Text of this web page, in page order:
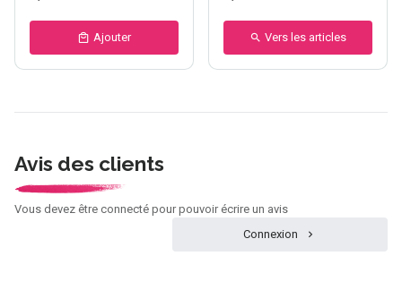
Ajouter Vers les articles
Avis des clients
Vous devez être connecté pour pouvoir écrire un avis
Connexion